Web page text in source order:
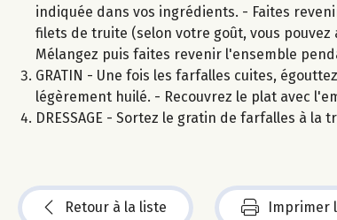
indiquée dans vos ingrédients. - Faites
filets de truite (selon votre goût, vous
Mélangez puis faites revenir l'ensemble
GRATIN - Une fois les farfalles cuites,
légèrement huilé. - Recouvrez le plat avec
DRESSAGE - Sortez le gratin de farfalles à
Retour à la liste Imprimer